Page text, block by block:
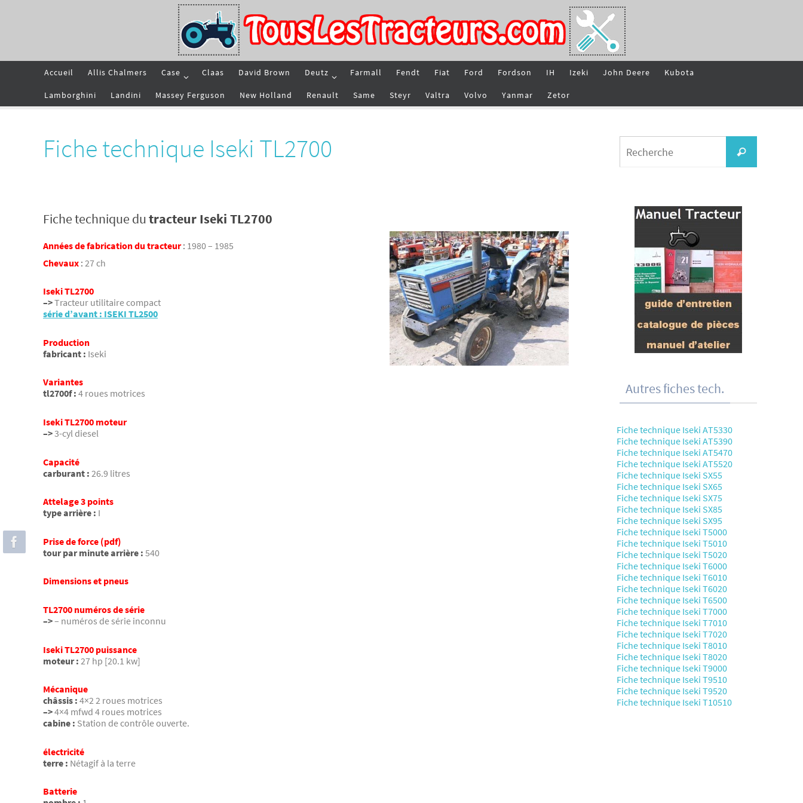
Accueil Allis Chalmers Case Claas David Brown Deutz Farmall Fendt Fiat Ford Fordson IH Izeki John Deere Kubota
Lamborghini Landini Massey Ferguson New Holland Renault Same Steyr Valtra Volvo Yanmar Zetor
Fiche technique Iseki TL2700
Fiche technique dutracteur Iseki TL2700
Années de fabrication du tracteur: 1980 – 1985
Chevaux : 27 ch
Iseki TL2700
–>Tracteur utilitaire compact
série d’avant : ISEKI TL2500
Production
fabricant : Iseki
Variantes
tl2700f : 4 roues motrices
Iseki TL2700 moteur
–>3-cyl diesel
Capacité
carburant : 26.9 litres
Attelage 3 points
type arrière : I
Prise de force (pdf)
tour par minute arrière : 540
Dimensions et pneus
TL2700 numéros de série
–>– numéros de série inconnu
Iseki TL2700 puissance
moteur : 27 hp [20.1 kw]
Mécanique
châssis : 4×2 2 roues motrices
–>4×4 mfwd 4 roues motrices
cabine : Station de contrôle ouverte.
électricité
terre : Nétagif à la terre
Batterie
Recherche
Autres fiches tech.
Fiche technique Iseki AT5330
Fiche technique Iseki AT5390
Fiche technique Iseki AT5470
Fiche technique Iseki AT5520
Fiche technique Iseki SX55
Fiche technique Iseki SX65
Fiche technique Iseki SX75
Fiche technique Iseki SX85
Fiche technique Iseki SX95
Fiche technique Iseki T5000
Fiche technique Iseki T5010
Fiche technique Iseki T5020
Fiche technique Iseki T6000
Fiche technique Iseki T6010
Fiche technique Iseki T6020
Fiche technique Iseki T6500
Fiche technique Iseki T7000
Fiche technique Iseki T7010
Fiche technique Iseki T7020
Fiche technique Iseki T8010
Fiche technique Iseki T8020
Fiche technique Iseki T9000
Fiche technique Iseki T9510
Fiche technique Iseki T9520
Fiche technique Iseki T10510